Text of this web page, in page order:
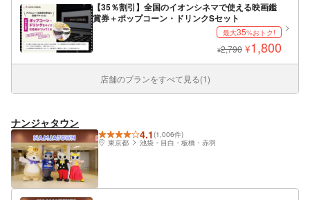
【35％割引】全国のイオンシネマで使える映画鑑
賞券＋ポップコーン・ドリンクSセット
最大35%おトク!
¥2,790 ¥1,800
店舗のプランをすべて見る(1)
ナンジャタウン
4.1(1,006件)
東京都
池袋・目白・板橋・赤羽